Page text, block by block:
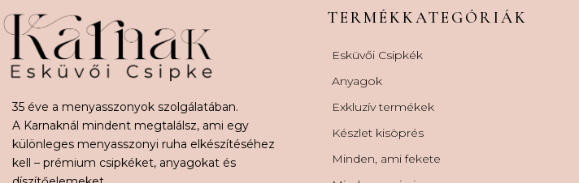
35 éve a menyasszonyok szolgálatában.
A Karnaknál mindent megtalálsz, ami egy
különleges menyasszonyi ruha elkészítéséhez
kell – prémium csipkéket, anyagokat és
TERMÉKKATEGÓRIÁK
Esküvői Csipkék
Anyagok
Exkluzív termékek
Készlet kisöprés
Minden, ami fekete